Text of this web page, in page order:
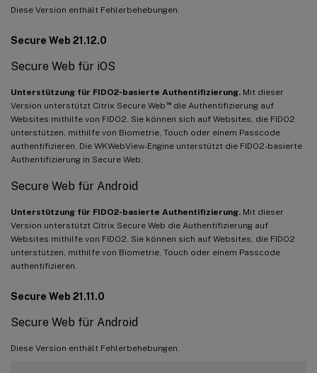
Diese Version enthält Fehlerbehebungen.
Secure Web 21.12.0
Secure Web für iOS
Unterstützung für FIDO2-basierte Authentifizierung. Mit dieser
Version unterstützt Citrix Secure Web ™die Authentifizierung auf
Websites mithilfe von FIDO2. Sie können sich auf Websites, die FIDO2
unterstützen, mithilfe von Biometrie, Touch oder einem Passcode
authentifizieren. Die WKWebView-Engine unterstützt die FIDO2-basierte
Authentifizierung in Secure Web.
Secure Web für Android
Unterstützung für FIDO2-basierte Authentifizierung. Mit dieser
Version unterstützt Citrix Secure Web die Authentifizierung auf
Websites mithilfe von FIDO2. Sie können sich auf Websites, die FIDO2
unterstützen, mithilfe von Biometrie, Touch oder einem Passcode
authentifizieren.
Secure Web 21.11.0
Secure Web für Android
Diese Version enthält Fehlerbehebungen.